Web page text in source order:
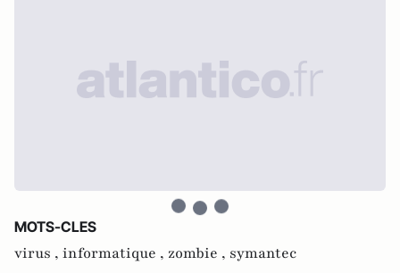
MOTS-CLES
virus , informatique , zombie , symantec